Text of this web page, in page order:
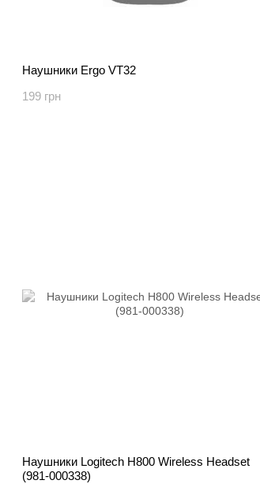
Наушники Ergo VT32
199 грн
Наушники Logitech H800 Wireless Headset
(981-000338)